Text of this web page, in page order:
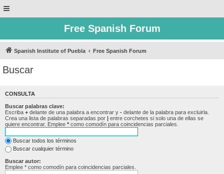
Free Spanish Forum
Spanish Institute of Puebla Free Spanish Forum
Buscar
CONSULTA
Buscar palabras clave:
Escriba + delante de una palabra a encontrar y - delante de la palabra para excluirla.
Crea una lista de palabras separadas por | entre corchetes si solo una de ellas se
quiere encontrar. Emplee * como comodín para coincidencias parciales.
Buscar todos los términos
Buscar cualquier término
Buscar autor:
Emplee * como comodín para coincidencias parciales.